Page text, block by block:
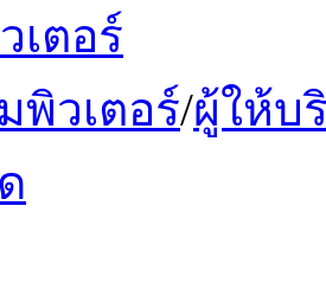
เตอร์
พิวเตอร์/ผู้ให้บ